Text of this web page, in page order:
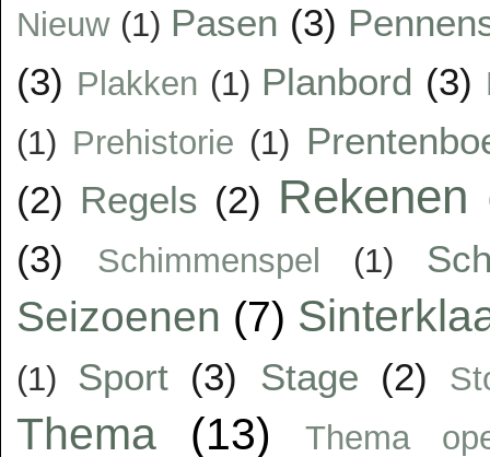
Nieuw (1) Pasen (3)
(3) Plakken (1) Planbord (3)
(1) Prehistorie (1)
(2) Regels (2) Rekenen
(3) Schimmenspel (1)
Seizoenen (7)
(1) Sport (3) Stage (2)
Thema (13) Thema